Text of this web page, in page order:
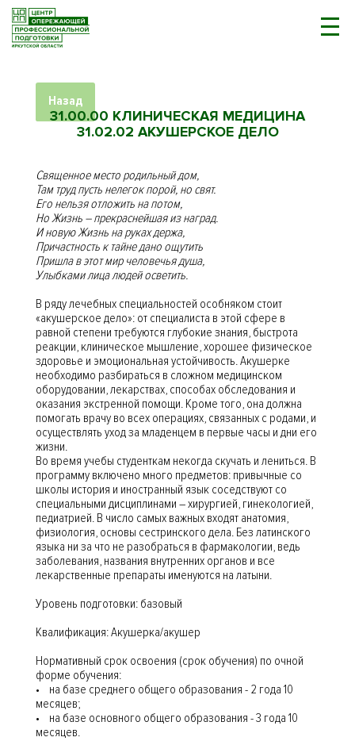
Назад
31.00.00 КЛИНИЧЕСКАЯ МЕДИЦИНА
31.02.02 АКУШЕРСКОЕ ДЕЛО
Священное место родильный дом,
Там труд пусть нелегок порой, но свят.
Его нельзя отложить на потом,
Но Жизнь – прекраснейшая из наград.
И новую Жизнь на руках держа,
Причастность к тайне дано ощутить
Пришла в этот мир человечья душа,
Улыбками лица людей осветить.
В ряду лечебных специальностей особняком стоит
«акушерское дело»: от специалиста в этой сфере в
равной степени требуются глубокие знания, быстрота
реакции, клиническое мышление, хорошее физическое
здоровье и эмоциональная устойчивость. Акушерке
необходимо разбираться в сложном медицинском
оборудовании, лекарствах, способах обследования и
оказания экстренной помощи. Кроме того, она должна
помогать врачу во всех операциях, связанных с родами, и
осуществлять уход за младенцем в первые часы и дни его
жизни.
Во время учебы студенткам некогда скучать и лениться. В
программу включено много предметов: привычные со
школы история и иностранный язык соседствуют со
специальными дисциплинами – хирургией, гинекологией,
педиатрией. В число самых важных входят анатомия,
физиология, основы сестринского дела. Без латинского
языка ни за что не разобраться в фармакологии, ведь
заболевания, названия внутренних органов и все
лекарственные препараты именуются на латыни.
Уровень подготовки: базовый
Квалификация: Акушерка/акушер
Нормативный срок освоения (срок обучения) по очной
форме обучения:
• на базе среднего общего образования - 2 года 10
месяцев;
• на базе основного общего образования - 3 года 10
месяцев.